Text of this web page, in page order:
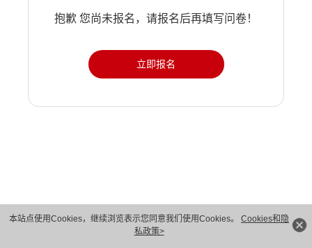
本站点使用Cookies，继续浏览表示您同意我们使用Cookies。 Cookies和隐
私政策>
抱歉 您尚未报名，请报名后再填写问卷！
立即报名
版权所有 © 华为技术有限公司 1998-2026。 保留一切权利。粤A2-20044005号
隐私保护
法律声明